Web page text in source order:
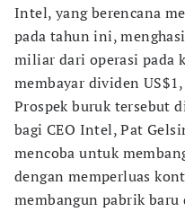
Intel, yang berencana
pada tahun ini,
miliar dari operasi pada
membayar dividen
Prospek buruk tersebut
bagi CEO Intel, Pat
mencoba untuk
dengan memperluas
membangun pabrik